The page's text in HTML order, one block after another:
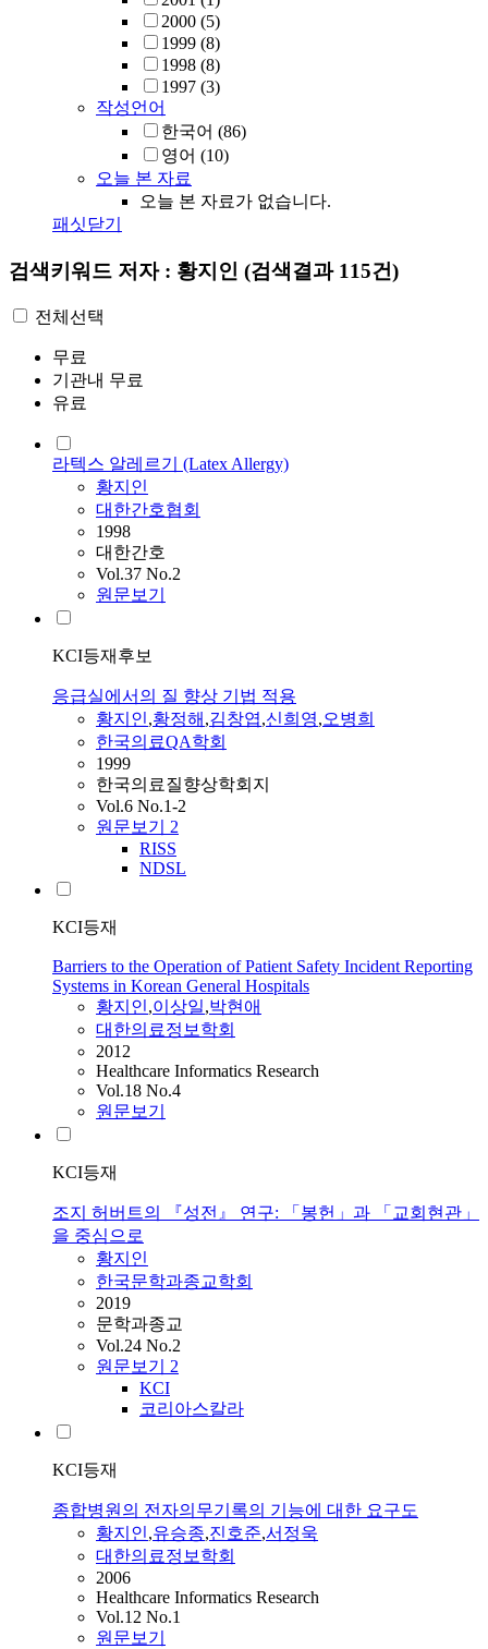
2000 (5)
1999 (8)
1998 (8)
1997 (3)
작성언어
한국어 (86)
영어 (10)
오늘 본 자료
오늘 본 자료가 없습니다.
패싯닫기
검색키워드 저자 : 황지인 (검색결과 115건)
전체선택
무료
기관내 무료
유료
라텍스 알레르기 (Latex Allergy)
황지인
대한간호협회
1998
대한간호
Vol.37 No.2
원문보기
KCI등재후보
응급실에서의 질 향상 기법 적용
황지인,황정해 ,김창엽,신희영,오병희
한국의료QA학회
1999
한국의료질향상학회지
Vol.6 No.1-2
원문보기 2
RISS
NDSL
KCI등재
Barriers to the Operation of Patient Safety Incident Reporting
Systems in Korean General Hospitals
황지인,이상일,박현애
대한의료정보학회
2012
Healthcare Informatics Research
Vol.18 No.4
원문보기
KCI등재
조지 허버트의 『성전』 연구: 「봉헌」과 「교회현관」
을 중심으로
황지인
한국문학과종교학회
2019
문학과종교
Vol.24 No.2
원문보기 2
KCI
코리아스칼라
KCI등재
종합병원의 전자의무기록의 기능에 대한 요구도
황지인,유승종,진호준,서정욱
대한의료정보학회
2006
Healthcare Informatics Research
Vol.12 No.1
원문보기